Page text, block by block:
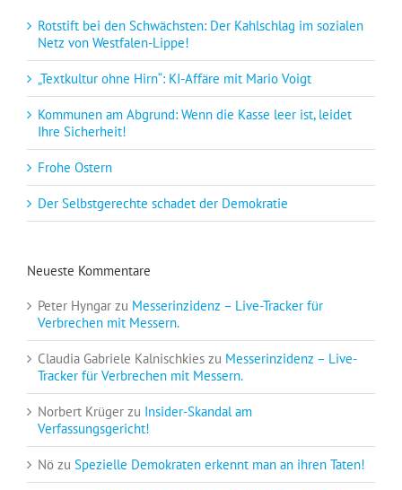
Rotstift bei den Schwächsten: Der Kahlschlag im sozialen
Netz von Westfalen-Lippe!
„Textkultur ohne Hirn“: KI-Affäre mit Mario Voigt
Kommunen am Abgrund: Wenn die Kasse leer ist, leidet
Ihre Sicherheit!
Frohe Ostern
Der Selbstgerechte schadet der Demokratie
Neueste Kommentare
Peter Hyngar zu Messerinzidenz – Live-Tracker für
Verbrechen mit Messern.
Claudia Gabriele Kalnischkies zu Messerinzidenz – Live-
Tracker für Verbrechen mit Messern.
Norbert Krüger zu Insider-Skandal am
Verfassungsgericht!
Nö zu Spezielle Demokraten erkennt man an ihren Taten!